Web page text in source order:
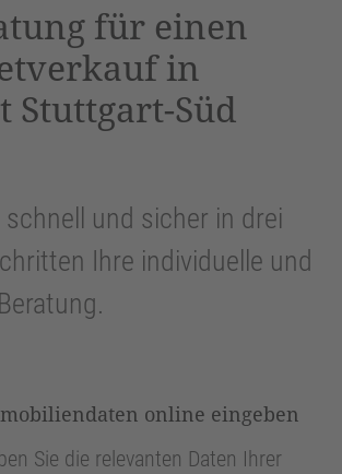
für einen
in
Stuttgart-Süd
schnell und sicher in drei
Ihre individuelle und
online eingeben
Sie die relevanten Daten Ihrer